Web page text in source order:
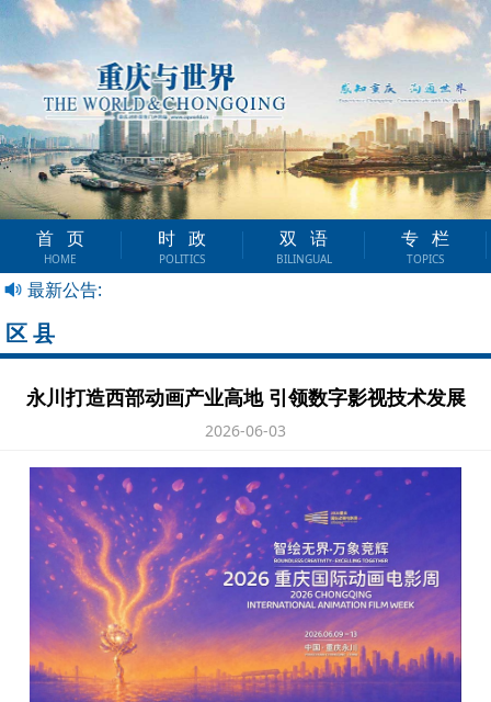
首页
HOME
时政
POLITICS
双语
BILINGUAL
专栏
TOPICS
最新公告:
区县
永川打造西部动画产业高地 引领数字影视技术发展
2026-06-03